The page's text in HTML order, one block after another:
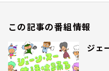
この記事の番組情報
ジェ